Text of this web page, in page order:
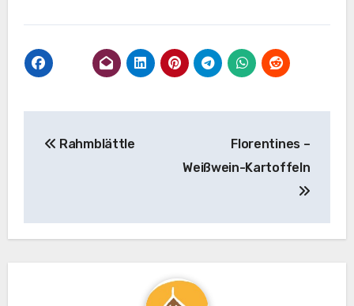
Rahmblättle
Florentines –
Weißwein-Kartoffeln